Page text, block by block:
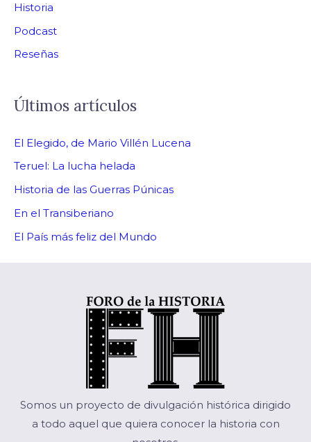
Historia
Podcast
Reseñas
Últimos artículos
El Elegido, de Mario Villén Lucena
Teruel: La lucha helada
Historia de las Guerras Púnicas
En el Transiberiano
El País más feliz del Mundo
Somos un proyecto de divulgación histórica dirigido
a todo aquel que quiera conocer la historia con